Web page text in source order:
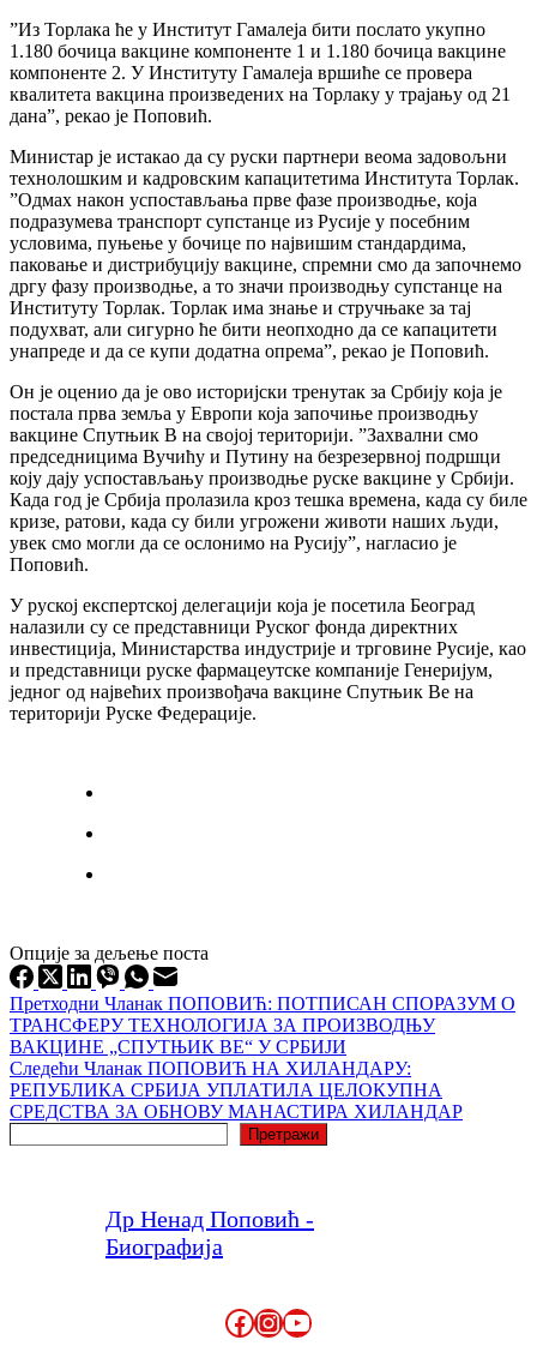
”Из Торлака ће у Институт Гамалеја бити послато укупно
1.180 бочица вакцине компоненте 1 и 1.180 бочица вакцине
компоненте 2. У Институту Гамалеја вршиће се провера
квалитета вакцина произведених на Торлаку у трајању од 21
дана”, рекао је Поповић.
Министар је истакао да су руски партнери веома задовољни
технолошким и кадровским капацитетима Института Торлак.
”Одмах након успостављања прве фазе производње, која
подразумева транспорт супстанце из Русије у посебним
условима, пуњење у бочице по највишим стандардима,
паковање и дистрибуцију вакцине, спремни смо да започнемо
дргу фазу производње, а то значи производњу супстанце на
Институту Торлак. Торлак има знање и стручњаке за тај
подухват, али сигурно ће бити неопходно да се капацитети
унапреде и да се купи додатна опрема”, рекао је Поповић.
Он је оценио да је ово историјски тренутак за Србију која је
постала прва земља у Европи која започиње производњу
вакцине Спутњик В на својој територији. ”Захвални смо
председницима Вучићу и Путину на безрезервној подршци
коју дају успостављању производње руске вакцине у Србији.
Када год је Србија пролазила кроз тешка времена, када су биле
кризе, ратови, када су били угрожени животи наших људи,
увек смо могли да се ослонимо на Русију”, нагласио је
Поповић.
У руској експертској делегацији која је посетила Београд
налазили су се представници Руског фонда директних
инвестиција, Министарства индустрије и трговине Русије, као
и представници руске фармацеутске компаније Генеријум,
једног од највећих произвођача вакцине Спутњик Ве на
територији Руске Федерације.
Опције за дељење поста
Претходни Чланак ПОПОВИЋ: ПОТПИСАН СПОРАЗУМ О
ТРАНСФЕРУ ТЕХНОЛОГИЈА ЗА ПРОИЗВОДЊУ
ВАКЦИНЕ „СПУТЊИК ВЕ“ У СРБИЈИ
Следећи Чланак ПОПОВИЋ НА ХИЛАНДАРУ:
РЕПУБЛИКА СРБИЈА УПЛАТИЛА ЦЕЛОКУПНА
СРЕДСТВА ЗА ОБНОВУ МАНАСТИРА ХИЛАНДАР
Претражи
Др Ненад Поповић -
Биографија
Facebook
Instagram
YouTube